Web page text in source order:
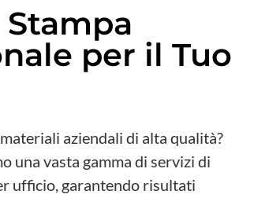
per il Tuo
aziendali di alta qualità?
una vasta gamma di servizi di
ufficio, garantendo risultati